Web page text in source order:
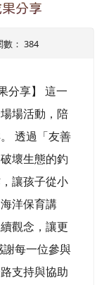
分享
： 384
分享】 這一
場活動，陪
透過「友善
壞生態的釣
讓孩子從小
洋保育講
觀念，讓更
每一位參與
支持與協助